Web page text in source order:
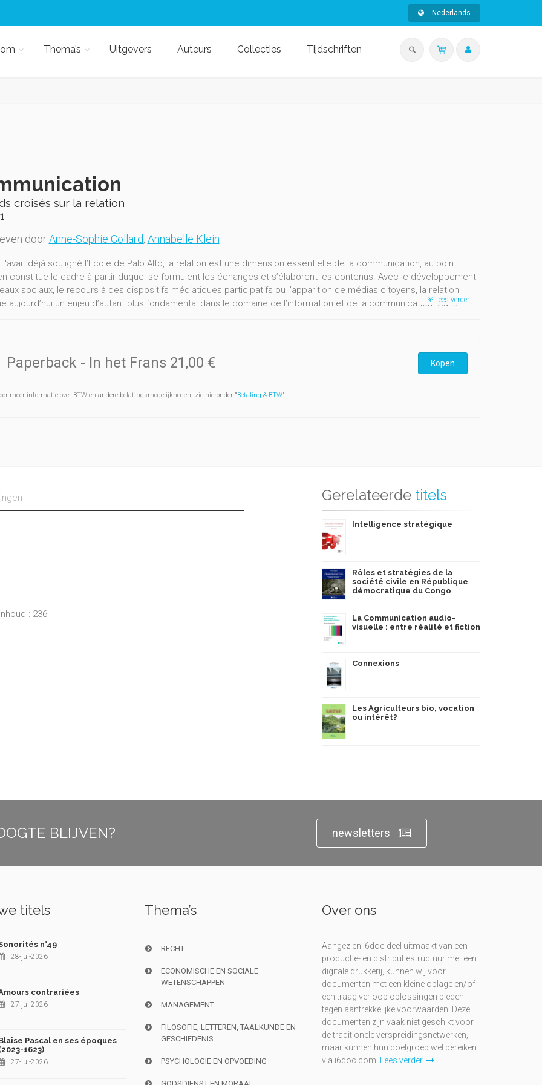
Nederlands
Thema’s Uitgevers Auteurs Collecties Tijdschriften
croisés sur la relation
doorAnne-Sophie Collard, Annabelle Klein
l'avait déjà souligné l’Ecole de Palo Alto, la relation est une dimension essentielle de la communication, au point
constitue le cadre à partir duquel se formulent les échanges et s’élaborent les contenus. Avec le développement
sociaux, le recours à des dispositifs médiatiques participatifs ou l’apparition de médias citoyens, la relation
aujourd’hui un enjeu d’autant plus fondamental dans le domaine de l’information et de la communication. Sans
individus et contraint, voire ordonne leurs relations. Cet ouvrage envisage dès lors une approche plurielle de la
relation, c’est-à-dire une approche qui ne lui pose pas la question de son essence, mais, à travers la diversité des
relation, enfin, du chercheur à son objet.
Lees verder
Paperback - In het Frans 21,00 € Kopen
meer informatie over BTW en andere belatingsmogelijkheden, zie hieronder "Betaling & BTW".
: 236
Gerelateerde titels
Intelligence stratégique
Rôles et stratégies de la
société civile en République
démocratique du Congo
La Communication audio-
visuelle : entre réalité et fiction
Connexions
Les Agriculteurs bio, vocation
ou intérêt?
BLIJVEN? newsletters
titels
n°49
28-jul-2026
contrariées
27-jul-2026
Pascal en ses époques
1623)
27-jul-2026
Thema’s
RECHT
ECONOMISCHE EN SOCIALE
WETENSCHAPPEN
MANAGEMENT
FILOSOFIE, LETTEREN, TAALKUNDE EN
GESCHIEDENIS
PSYCHOLOGIE EN OPVOEDING
GODSDIENST EN MORAAL
Over ons
Aangezien i6doc deel uitmaakt van een
productie- en distributiestructuur met een
digitale drukkerij, kunnen wij voor
documenten met een kleine oplage en/of
een traag verloop oplossingen bieden
tegen aantrekkelijke voorwaarden. Deze
documenten zijn vaak niet geschikt voor
de traditionele verspreidingsnetwerken,
maar kunnen hun doelgroep wel bereiken
via i6doc.com. Lees verder